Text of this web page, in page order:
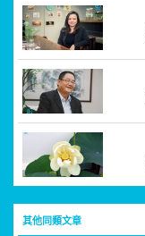
其他同類文章